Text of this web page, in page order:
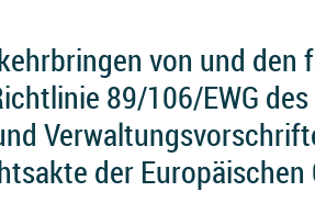
von und den
89/106/EWG
der